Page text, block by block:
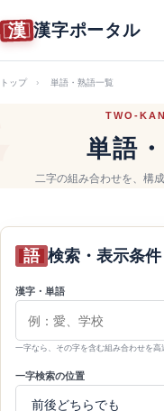
漢 漢字ポータル
トップ 単語・熟語一覧
TWO-
単語
二字の組み合わせを、構
語 検索・表示条件
漢字・単語
一字なら、その字を含む組み合わせを高
一字検索の位置